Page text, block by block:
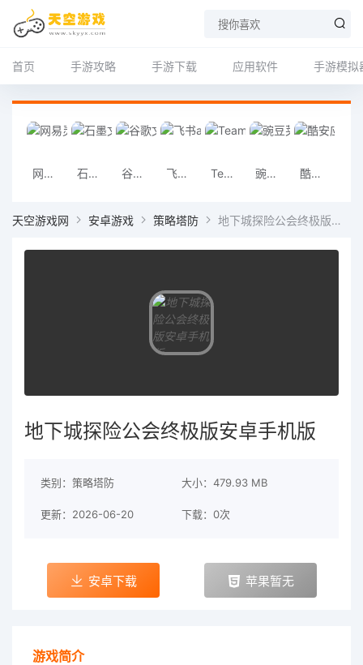
首页 手游攻略 手游下载 应用软件 手游模拟
网易灵犀办公app 石墨文档app 谷歌文档app 飞书app Teambition 豌豆荚手机助手app 酷安应用市场app
天空游戏网 安卓游戏 策略塔防 地下城探险公会终极版安卓手机版
地下城探险公会终极版安卓手机版
类别：策略塔防 大小：479.93 MB
更新：2026-06-20 下载：0次
安卓下载 苹果暂无
游戏简介